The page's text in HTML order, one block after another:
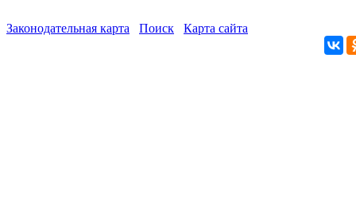
Законодательная карта Поиск Карта сайта